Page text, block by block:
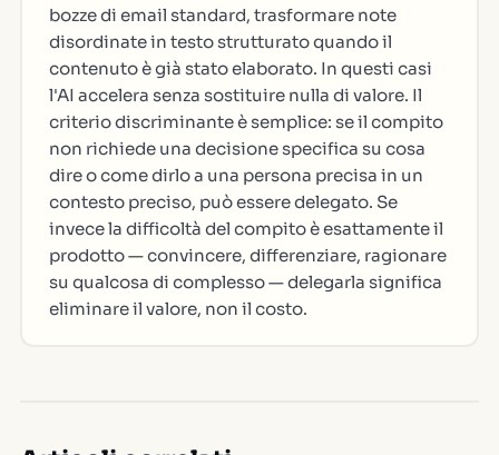
bozze di email standard, trasformare note
disordinate in testo strutturato quando il
contenuto è già stato elaborato. In questi casi
l'AI accelera senza sostituire nulla di valore. Il
criterio discriminante è semplice: se il compito
non richiede una decisione specifica su cosa
dire o come dirlo a una persona precisa in un
contesto preciso, può essere delegato. Se
invece la difficoltà del compito è esattamente il
prodotto — convincere, differenziare, ragionare
su qualcosa di complesso — delegarla significa
eliminare il valore, non il costo.